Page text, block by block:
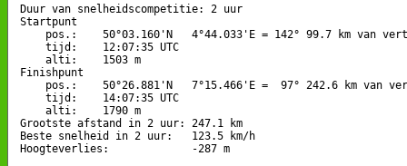
Duur van snelheidscompetitie: 2 uur
Startpunt
pos.:    50°03.160'N   4°44.033'E = 142° 99.7 km van
    tijd:    12:07:35 UTC
    alti:    1503 m
Finishpunt
pos.:    50°26.881'N   7°15.466'E =  97° 242.6 km van
    tijd:    14:07:35 UTC
    alti:    1790 m
Grootste afstand in 2 uur: 247.1 km
Beste snelheid in 2 uur:   123.5 km/h
Hoogteverlies:             -287 m